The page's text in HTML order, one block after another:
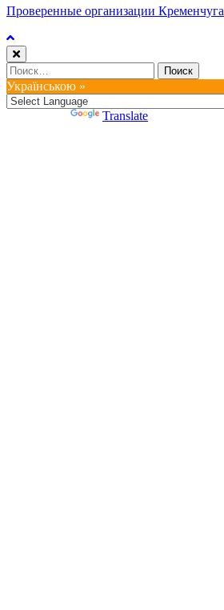
Проверенные организации Кременчуга
Найти:
Українською »
Translate